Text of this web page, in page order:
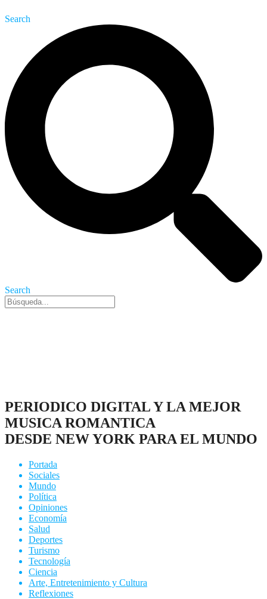
Search
Search
PERIODICO DIGITAL Y LA MEJOR
MUSICA ROMANTICA
DESDE NEW YORK PARA EL MUNDO
Portada
Sociales
Mundo
Política
Opiniones
Economía
Salud
Deportes
Turismo
Tecnología
Ciencia
Arte, Entretenimiento y Cultura
Reflexiones